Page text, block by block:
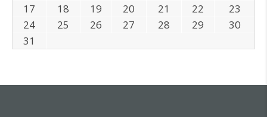
17
18 19 20 21 22
23
24
25 26 27 28 29
30
31